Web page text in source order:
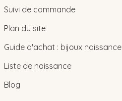
Suivi de commande
Plan du site
Guide d'achat : bijoux naissance
Liste de naissance
Blog